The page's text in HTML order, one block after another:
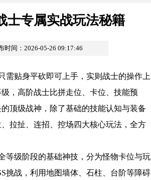
专属实战玩法秘籍
时间：2026-05-26 09:17:46
贴身平砍即可上手，实则战士的操作上
，高阶战士比拼走位、卡位、技能预
顶级战神，除了基础的技能认知与装备
拉扯、连招、控场四大核心玩法，全方
级阶段的基础神技，分为怪物卡位与玩
挑战，利用地图墙体、石柱、台阶等障碍